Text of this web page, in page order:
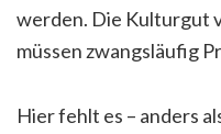
werden. Die Kulturgut
müssen zwangsläufig
Hier fehlt es – anders